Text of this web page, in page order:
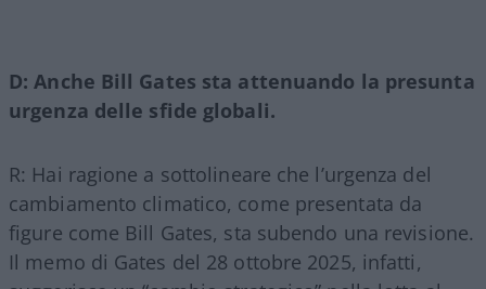
D: Anche Bill Gates sta attenuando la presunta
urgenza delle sfide globali.
R: Hai ragione a sottolineare che l’urgenza del
cambiamento climatico, come presentata da
figure come Bill Gates, sta subendo una revisione.
Il memo di Gates del 28 ottobre 2025, infatti,